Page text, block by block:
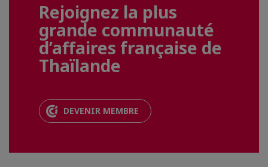
Rejoignez la plus
grande communauté
d’affaires française de
Thaïlande
DEVENIR MEMBRE